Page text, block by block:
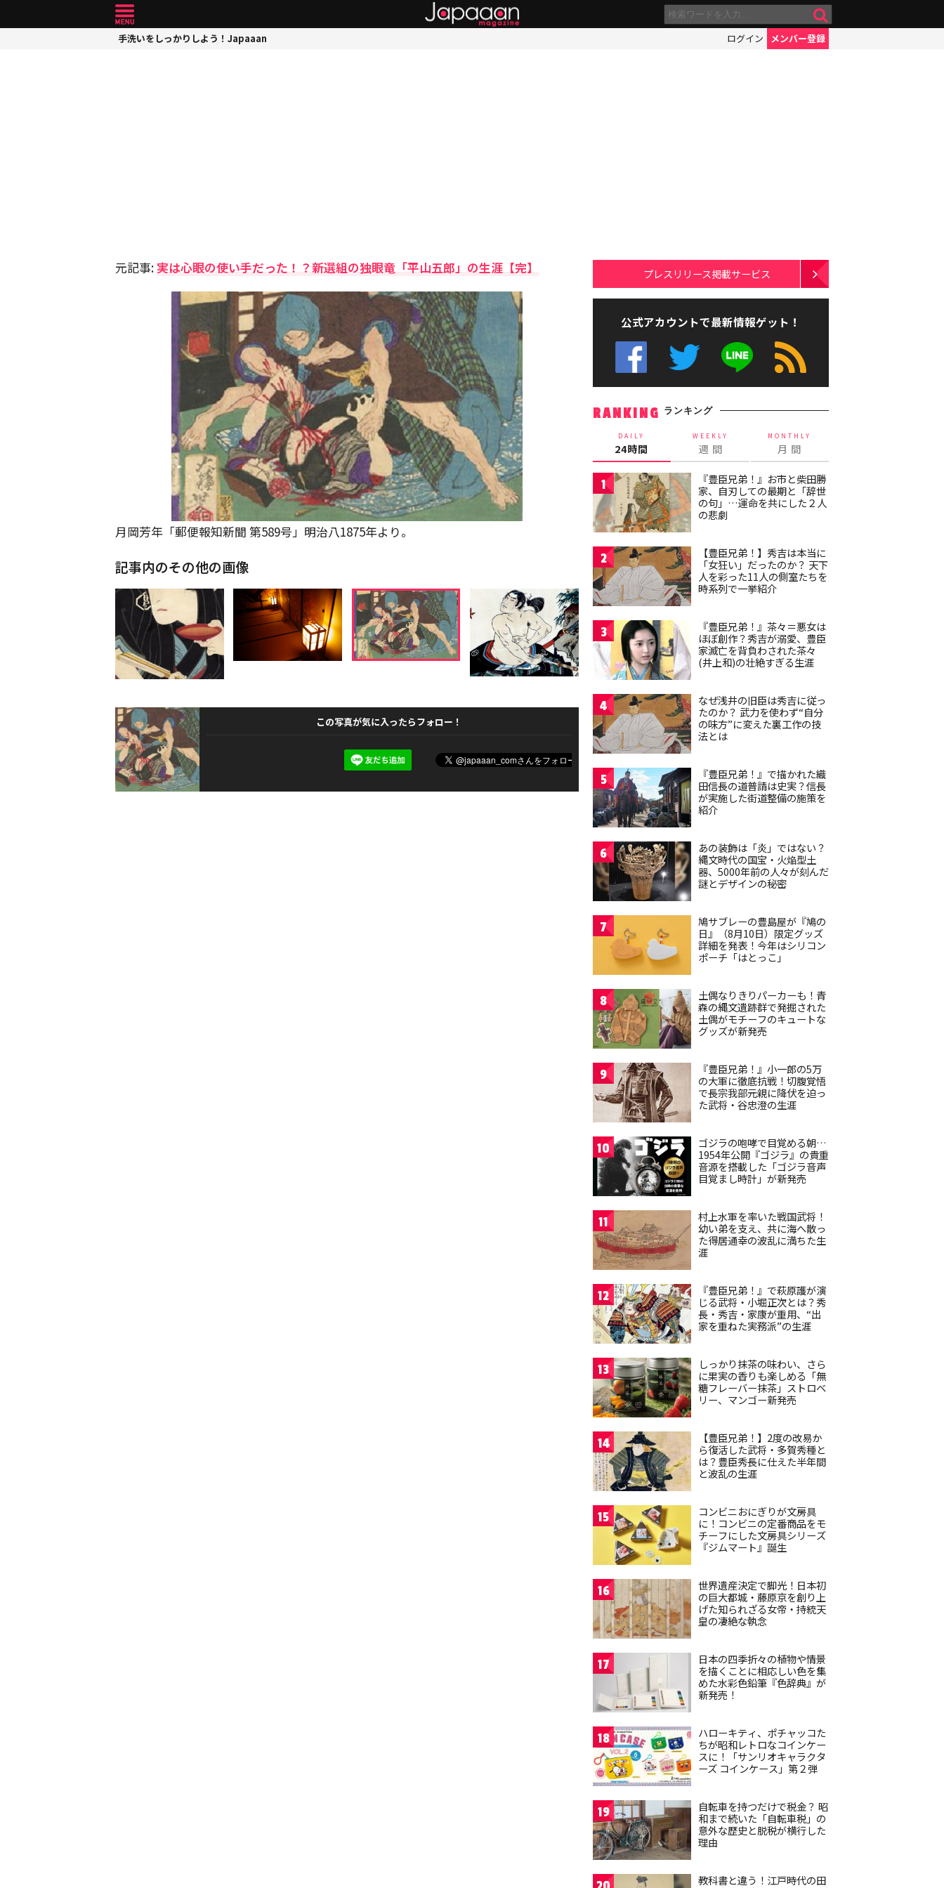
手洗いをしっかりしよう！Japaaan ログイン メンバー登録
元記事:実は心眼の使い手だった！？新選組の独眼竜「平山五郎」の生涯【完】
月岡芳年「郵便報知新聞 第589号」明治八1875年より。
記事内のその他の画像
この写真が気に入ったらフォロー！
プレスリリース掲載サービス
公式アカウントで最新情報ゲット！
RANKING ランキング
DAILY
24時間
WEEKLY
週 間
MONTHLY
月 間
1
『豊臣兄弟！』お市と柴田勝
家、自刃しての最期と「辞世
の句」…運命を共にした２人
の悲劇
2
【豊臣兄弟！】秀吉は本当に
「女狂い」だったのか？ 天下
人を彩った11人の側室たちを
時系列で一挙紹介
3
『豊臣兄弟！』茶々＝悪女は
ほぼ創作？秀吉が溺愛、豊臣
家滅亡を背負わされた茶々
(井上和)の壮絶すぎる生涯
4
なぜ浅井の旧臣は秀吉に従っ
たのか？ 武力を使わず“自分
の味方”に変えた裏工作の技
法とは
5
『豊臣兄弟！』で描かれた織
田信長の道普請は史実？信長
が実施した街道整備の施策を
紹介
6
あの装飾は「炎」ではない？
縄文時代の国宝・火焔型土
器、5000年前の人々が刻んだ
謎とデザインの秘密
7
鳩サブレーの豊島屋が『鳩の
日』（8月10日）限定グッズ
詳細を発表！今年はシリコン
ポーチ「はとっこ」
8
土偶なりきりパーカーも！青
森の縄文遺跡群で発掘された
土偶がモチーフのキュートな
グッズが新発売
9
『豊臣兄弟！』小一郎の5万
の大軍に徹底抗戦！切腹覚悟
で長宗我部元親に降伏を迫っ
た武将・谷忠澄の生涯
10
ゴジラの咆哮で目覚める朝…
1954年公開『ゴジラ』の貴重
音源を搭載した「ゴジラ音声
目覚まし時計」が新発売
11
村上水軍を率いた戦国武将！
幼い弟を支え、共に海へ散っ
た得居通幸の波乱に満ちた生
涯
12
『豊臣兄弟！』で萩原護が演
じる武将・小堀正次とは？秀
長・秀吉・家康が重用、“出
家を重ねた実務派”の生涯
13
しっかり抹茶の味わい、さら
に果実の香りも楽しめる「無
糖フレーバー抹茶」ストロベ
リー、マンゴー新発売
14
【豊臣兄弟！】2度の改易か
ら復活した武将・多賀秀種と
は？豊臣秀長に仕えた半年間
と波乱の生涯
15
コンビニおにぎりが文房具
に！コンビニの定番商品をモ
チーフにした文房具シリーズ
『ジムマート』誕生
16
世界遺産決定で脚光！日本初
の巨大都城・藤原京を創り上
げた知られざる女帝・持統天
皇の凄絶な執念
17
日本の四季折々の植物や情景
を描くことに相応しい色を集
めた水彩色鉛筆『色辞典』が
新発売！
18
ハローキティ、ポチャッコた
ちが昭和レトロなコインケー
スに！「サンリオキャラクタ
ーズ コインケース」第２弾
19
自転車を持つだけで税金？ 昭
和まで続いた「自転車税」の
意外な歴史と脱税が横行した
理由
教科書と違う！江戸時代の田